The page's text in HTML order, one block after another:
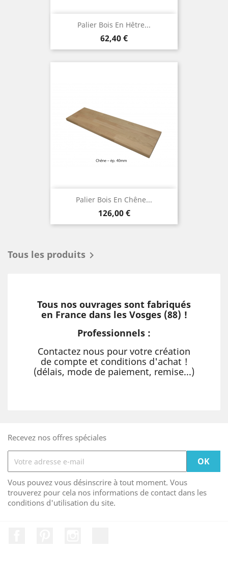
Palier Bois En Hêtre...
Prix
62,40 €
Palier Bois En Chêne...
Prix
126,00 €
Tous les produits 
Tous nos ouvrages sont fabriqués
en France dans les Vosges (88) !
Professionnels :
Contactez nous pour votre création
de compte et conditions d'achat !
(délais, mode de paiement, remise...)
Recevez nos offres spéciales
Vous pouvez vous désinscrire à tout moment. Vous
trouverez pour cela nos informations de contact dans les
conditions d'utilisation du site.